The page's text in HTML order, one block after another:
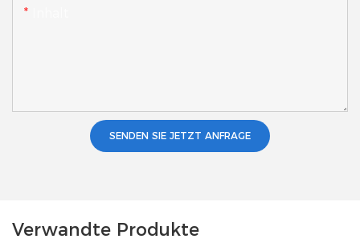
SENDEN SIE JETZT ANFRAGE
Verwandte Produkte